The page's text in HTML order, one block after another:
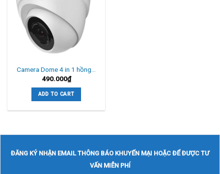
Camera Dome 4 in 1 hồng…
490.000₫
ADD TO CART
ĐĂNG KÝ NHẬN EMAIL THÔNG BÁO KHUYẾN MẠI HOẶC ĐỂ ĐƯỢC TƯ
VẤN MIỄN PHÍ